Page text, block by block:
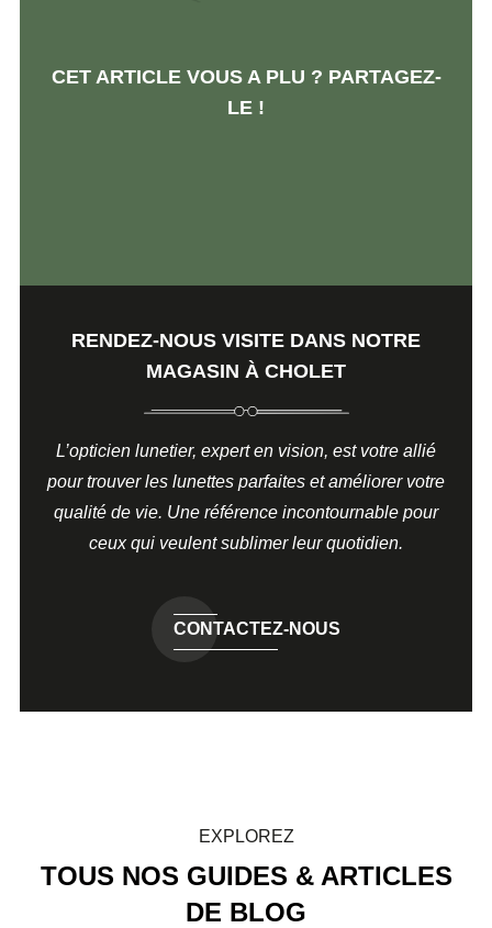
CET ARTICLE VOUS A PLU ? PARTAGEZ-
LE !
RENDEZ-NOUS VISITE DANS NOTRE
MAGASIN À CHOLET
L’opticien lunetier, expert en vision, est votre allié
pour trouver les lunettes parfaites et améliorer votre
qualité de vie. Une référence incontournable pour
ceux qui veulent sublimer leur quotidien.
CONTACTEZ-NOUS
TOUS NOS GUIDES & ARTICLES
DE BLOG
EXPLOREZ